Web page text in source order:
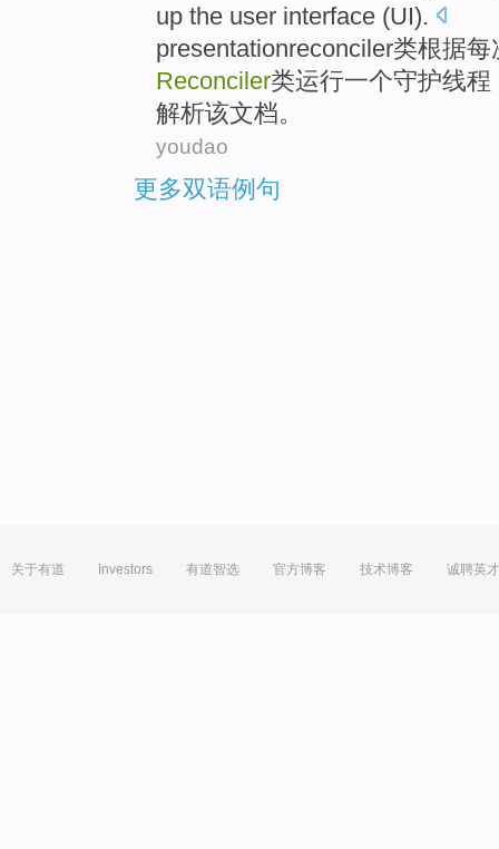
up the user interface (UI).
presentationreconciler类根据每
Reconciler类运行一个守护线程
解析该文档。
youdao
更多双语例句
关于有道 Investors 有道智选 官方博客 技术博客 诚聘英才